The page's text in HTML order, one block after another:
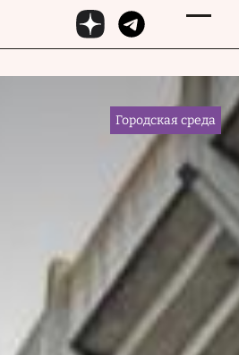
содержанию
Городская среда